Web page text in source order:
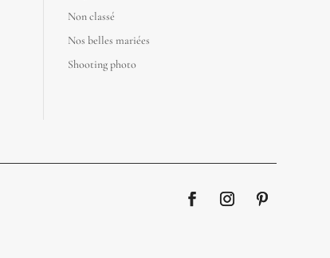
Non classé
Nos belles mariées
Shooting photo